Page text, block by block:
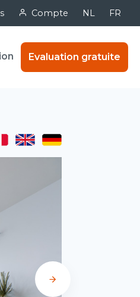
Compte NL FR
Evaluation gratuite